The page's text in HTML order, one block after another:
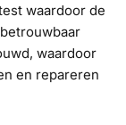
waardoor de
waardoor
en repareren